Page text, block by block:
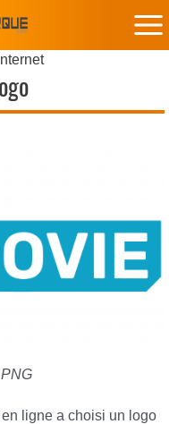
ligne a choisi un logo